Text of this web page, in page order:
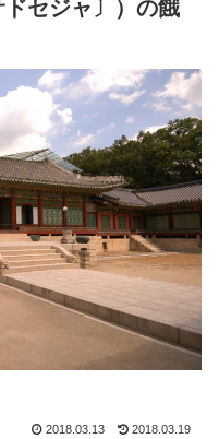
セジャ〕）の餓
2018.03.13 2018.03.19